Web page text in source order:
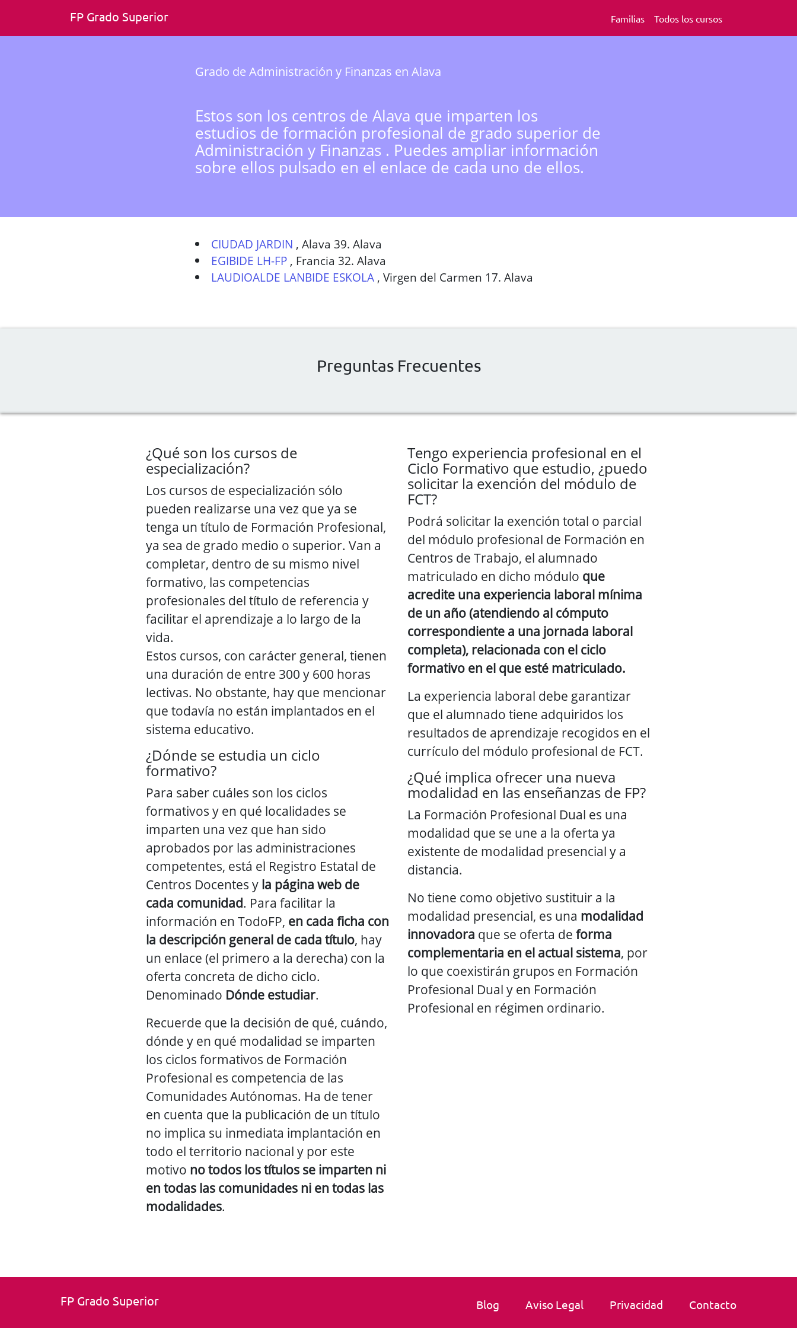
FP Grado Superior Familias Todos los cursos
Grado de Administración y Finanzas en Alava
Estos son los centros de Alava que imparten los
estudios de formación profesional de grado superior de
Administración y Finanzas . Puedes ampliar información
sobre ellos pulsado en el enlace de cada uno de ellos.
CIUDAD JARDIN , Alava 39. Alava
EGIBIDE LH-FP , Francia 32. Alava
LAUDIOALDE LANBIDE ESKOLA , Virgen del Carmen 17. Alava
Preguntas Frecuentes
¿Qué son los cursos de
especialización?
Los cursos de especialización sólo
pueden realizarse una vez que ya se
tenga un título de Formación Profesional,
ya sea de grado medio o superior. Van a
completar, dentro de su mismo nivel
formativo, las competencias
profesionales del título de referencia y
facilitar el aprendizaje a lo largo de la
vida.
Estos cursos, con carácter general, tienen
una duración de entre 300 y 600 horas
lectivas. No obstante, hay que mencionar
que todavía no están implantados en el
sistema educativo.
¿Dónde se estudia un ciclo
formativo?
Para saber cuáles son los ciclos
formativos y en qué localidades se
imparten una vez que han sido
aprobados por las administraciones
competentes, está el Registro Estatal de
Centros Docentes y la página web de
cada comunidad. Para facilitar la
información en TodoFP, en cada ficha con
la descripción general de cada título, hay
un enlace (el primero a la derecha) con la
oferta concreta de dicho ciclo.
Denominado Dónde estudiar.
Recuerde que la decisión de qué, cuándo,
dónde y en qué modalidad se imparten
los ciclos formativos de Formación
Profesional es competencia de las
Comunidades Autónomas. Ha de tener
en cuenta que la publicación de un título
no implica su inmediata implantación en
todo el territorio nacional y por este
motivo no todos los títulos se imparten ni
en todas las comunidades ni en todas las
modalidades.
Tengo experiencia profesional en el
Ciclo Formativo que estudio, ¿puedo
solicitar la exención del módulo de
FCT?
Podrá solicitar la exención total o parcial
del módulo profesional de Formación en
Centros de Trabajo, el alumnado
matriculado en dicho módulo que
acredite una experiencia laboral mínima
de un año (atendiendo al cómputo
correspondiente a una jornada laboral
completa), relacionada con el ciclo
formativo en el que esté matriculado.
La experiencia laboral debe garantizar
que el alumnado tiene adquiridos los
resultados de aprendizaje recogidos en el
currículo del módulo profesional de FCT.
¿Qué implica ofrecer una nueva
modalidad en las enseñanzas de FP?
La Formación Profesional Dual es una
modalidad que se une a la oferta ya
existente de modalidad presencial y a
distancia.
No tiene como objetivo sustituir a la
modalidad presencial, es una modalidad
innovadora que se oferta de forma
complementaria en el actual sistema, por
lo que coexistirán grupos en Formación
Profesional Dual y en Formación
Profesional en régimen ordinario.
FP Grado Superior Blog Aviso Legal Privacidad Contacto